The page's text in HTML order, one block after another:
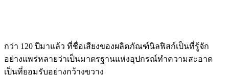
กว่า 120 ปีมาแล้ว ที่ชื่อเสียงของผลิตภัณฑ์นิลฟิสก์เป็นที่รู้จัก
อย่างแพร่หลายว่าเป็นมาตรฐานแห่งอุปกรณ์ทำความสะอาด
เป็นที่ยอมรับอย่างกว้างขวาง